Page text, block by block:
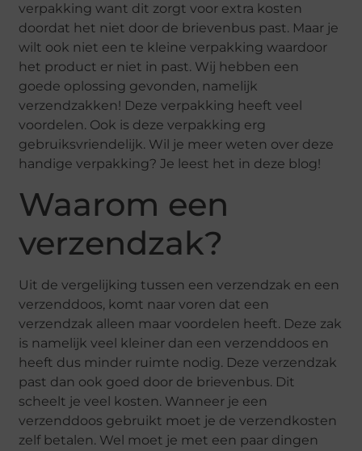
verpakking want dit zorgt voor extra kosten
doordat het niet door de brievenbus past. Maar je
wilt ook niet een te kleine verpakking waardoor
het product er niet in past. Wij hebben een
goede oplossing gevonden, namelijk
verzendzakken! Deze verpakking heeft veel
voordelen. Ook is deze verpakking erg
gebruiksvriendelijk. Wil je meer weten over deze
handige verpakking? Je leest het in deze blog!
Waarom een
verzendzak?
Uit de vergelijking tussen een verzendzak en een
verzenddoos, komt naar voren dat een
verzendzak alleen maar voordelen heeft. Deze zak
is namelijk veel kleiner dan een verzenddoos en
heeft dus minder ruimte nodig. Deze verzendzak
past dan ook goed door de brievenbus. Dit
scheelt je veel kosten. Wanneer je een
verzenddoos gebruikt moet je de verzendkosten
zelf betalen. Wel moet je met een paar dingen